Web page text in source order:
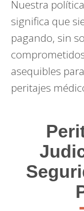
Nuestra
significa que
pagando, sin
asequibles
peritajes